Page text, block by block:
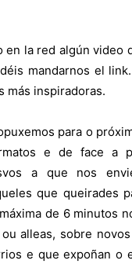
la red algún video
mandarnos el
más inspiradoras.
para o
e de face a
a que nos
que queirades
de 6 minutos
alleas, sobre
e que expoñan o